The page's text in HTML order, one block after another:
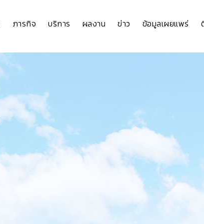
ภารกิจ บริการ ผลงาน ข่าว ข้อมูลเผยแพร่